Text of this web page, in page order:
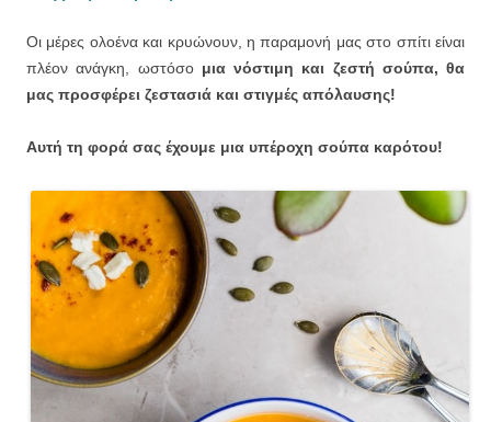
Οι μέρες ολοένα και κρυώνουν, η παραμονή μας στο σπίτι είναι
πλέον ανάγκη, ωστόσο μια νόστιμη και ζεστή σούπα, θα
μας προσφέρει ζεστασιά και στιγμές απόλαυσης!
Αυτή τη φορά σας έχουμε μια υπέροχη σούπα καρότου!